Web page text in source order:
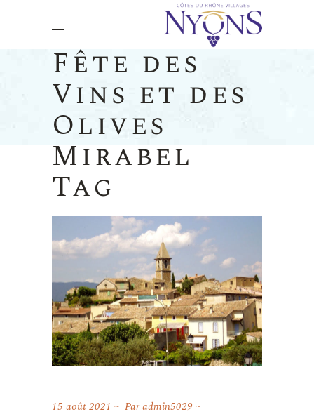
Fête des
Vins et des
Olives
Mirabel
Tag
15 août 2021 Paradmin5029